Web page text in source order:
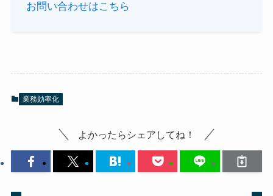
お問い合わせはこちら
業務効率化
よかったらシェアしてね！